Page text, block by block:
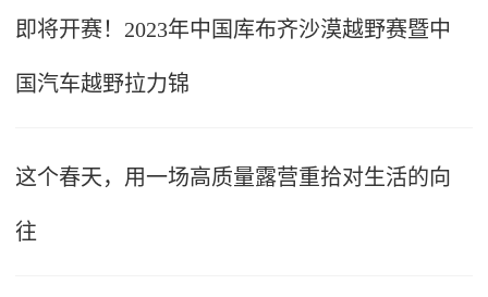
即将开赛！2023年中国库布齐沙漠越野赛暨中
国汽车越野拉力锦
这个春天，用一场高质量露营重拾对生活的向
往